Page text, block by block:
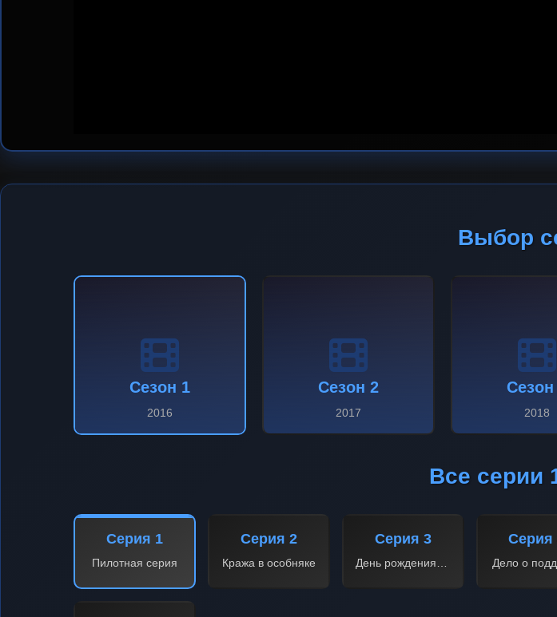
Выбор
Сезон 1
2016
Сезон 2
2017
Сезон
2018
Все серии
Серия 1
Пилотная серия
Серия 2
Кража в особняке
Серия 3 Серия
Дело о